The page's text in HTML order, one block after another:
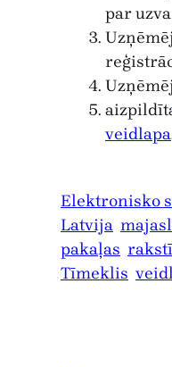
par
veidlapa
Elektronisko
Latvija
pakaļas
Tīmeklis